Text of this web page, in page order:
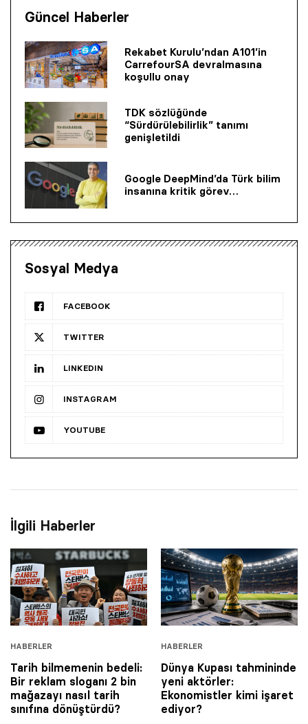
Güncel Haberler
Rekabet Kurulu’ndan A101’in
CarrefourSA devralmasına
koşullu onay
TDK sözlüğünde
“Sürdürülebilirlik” tanımı
genişletildi
Google DeepMind’da Türk bilim
insanına kritik görev…
Sosyal Medya
FACEBOOK
TWITTER
LINKEDIN
INSTAGRAM
YOUTUBE
İlgili Haberler
HABERLER
Tarih bilmemenin bedeli:
Bir reklam sloganı 2 bin
mağazayı nasıl tarih
sınıfına dönüştürdü?
HABERLER
Dünya Kupası tahmininde
yeni aktörler:
Ekonomistler kimi işaret
ediyor?